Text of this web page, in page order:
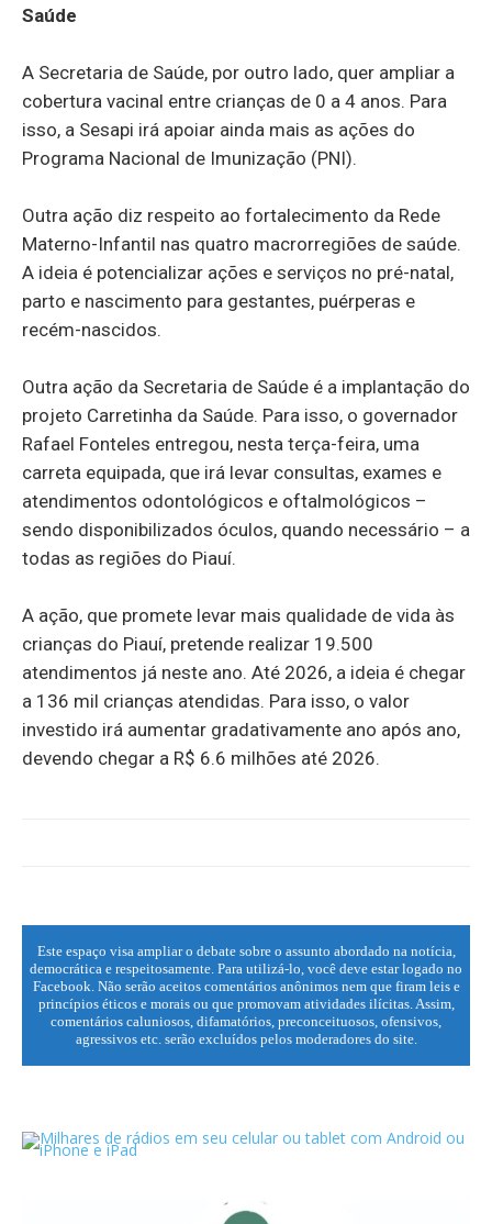
Saúde
A Secretaria de Saúde, por outro lado, quer ampliar a
cobertura vacinal entre crianças de 0 a 4 anos. Para
isso, a Sesapi irá apoiar ainda mais as ações do
Programa Nacional de Imunização (PNI).
Outra ação diz respeito ao fortalecimento da Rede
Materno-Infantil nas quatro macrorregiões de saúde.
A ideia é potencializar ações e serviços no pré-natal,
parto e nascimento para gestantes, puérperas e
recém-nascidos.
Outra ação da Secretaria de Saúde é a implantação do
projeto Carretinha da Saúde. Para isso, o governador
Rafael Fonteles entregou, nesta terça-feira, uma
carreta equipada, que irá levar consultas, exames e
atendimentos odontológicos e oftalmológicos –
sendo disponibilizados óculos, quando necessário – a
todas as regiões do Piauí.
A ação, que promete levar mais qualidade de vida às
crianças do Piauí, pretende realizar 19.500
atendimentos já neste ano. Até 2026, a ideia é chegar
a 136 mil crianças atendidas. Para isso, o valor
investido irá aumentar gradativamente ano após ano,
devendo chegar a R$ 6.6 milhões até 2026.
Este espaço visa ampliar o debate sobre o assunto abordado na notícia,
democrática e respeitosamente. Para utilizá-lo, você deve estar logado no
Facebook. Não serão aceitos comentários anônimos nem que firam leis e
princípios éticos e morais ou que promovam atividades ilícitas. Assim,
comentários caluniosos, difamatórios, preconceituosos, ofensivos,
agressivos etc. serão excluídos pelos moderadores do site.